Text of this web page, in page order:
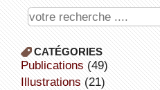
CATÉGORIES
publications (49)
illustrations (21)